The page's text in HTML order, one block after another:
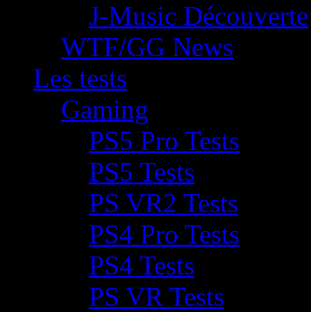
J-Music Découverte
WTF/GG News
Les tests
Gaming
PS5 Pro Tests
PS5 Tests
PS VR2 Tests
PS4 Pro Tests
PS4 Tests
PS VR Tests